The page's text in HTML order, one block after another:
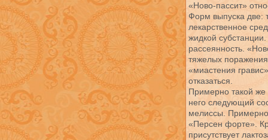
«Ново-пассит»
Форм выпуска две:
лекарственное
жидкой
рассеянность.
тяжелых
«миастения
отказаться.
Примерно такой же
него следующий
мелиссы.
«Персен форте».
присутствует